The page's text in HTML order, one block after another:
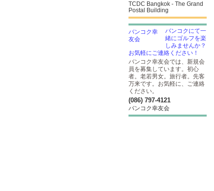
TCDC Bangkok - The Grand
Postal Building
バンコクにて一
緒にゴルフを楽
しみませんか？
お気軽にご連絡ください！
バンコク幸友会では、新規会
員を募集しています。初心
者。老若男女。旅行者。先客
万来です。お気軽に、ご連絡
ください。
(086) 797-4121
バンコク幸友会